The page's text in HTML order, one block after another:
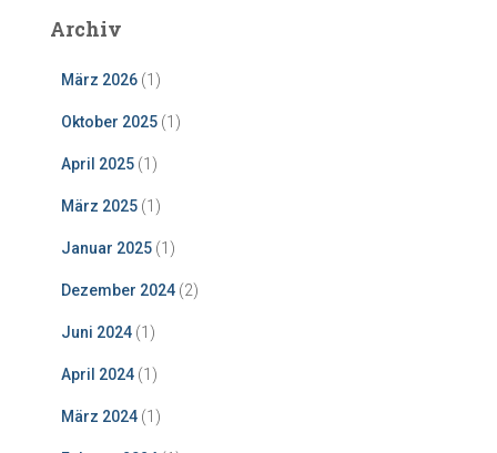
Archiv
März 2026 (1)
Oktober 2025 (1)
April 2025 (1)
März 2025 (1)
Januar 2025 (1)
Dezember 2024 (2)
Juni 2024 (1)
April 2024 (1)
März 2024 (1)